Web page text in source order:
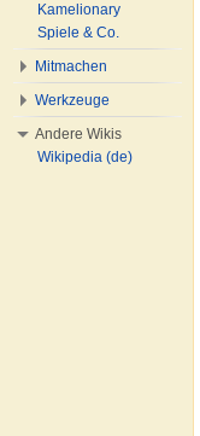
Kamelionary
Spiele & Co.
Mitmachen
Werkzeuge
Andere Wikis
Wikipedia (de)